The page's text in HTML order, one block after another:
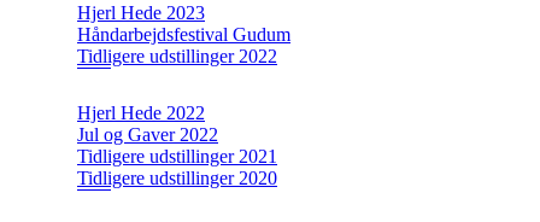
Hjerl Hede 2023
Håndarbejdsfestival Gudum
Tidligere udstillinger 2022
Hjerl Hede 2022
Jul og Gaver 2022
Tidligere udstillinger 2021
Tidligere udstillinger 2020